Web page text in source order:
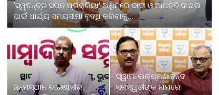
‘ସ୍ୱତନ୍ତ୍ର ସଘନ ପ୍ରକ୍ରିୟା’ ଅଧିନରେ ଦାବୀ ଓ ଆପତ୍ତି ଦାଖଲ
ପାଇଁ ଧାର୍ଯ୍ୟ ସମୟସୀମା ବୃଦ୍ଧି କରିବାକୁ…
ଜନ୍ମସ୍ଥାନ ବାରଣାସୀର
ସ୍ୱାମୀ ଲକ୍ଷ୍ମଣାନନ୍ଦ
ସରସ୍ୱତୀଙ୍କ ନାମରେ